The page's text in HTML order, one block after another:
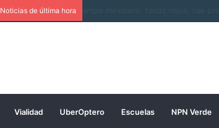
Noticias de última hora
Vialidad UberOptero Escuelas NPN Verde